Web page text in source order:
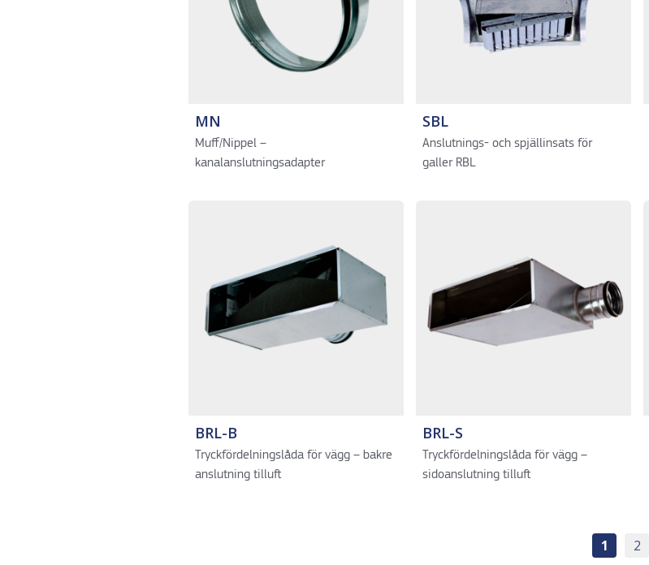
MN
Muff/Nippel –
kanalanslutningsadapter
SBL
Anslutnings- och spjällinsats för
galler RBL
BRL-B
Tryckfördelningslåda för vägg – bakre
anslutning tilluft
BRL-S
Tryckfördelningslåda för vägg –
sidoanslutning tilluft
1 2